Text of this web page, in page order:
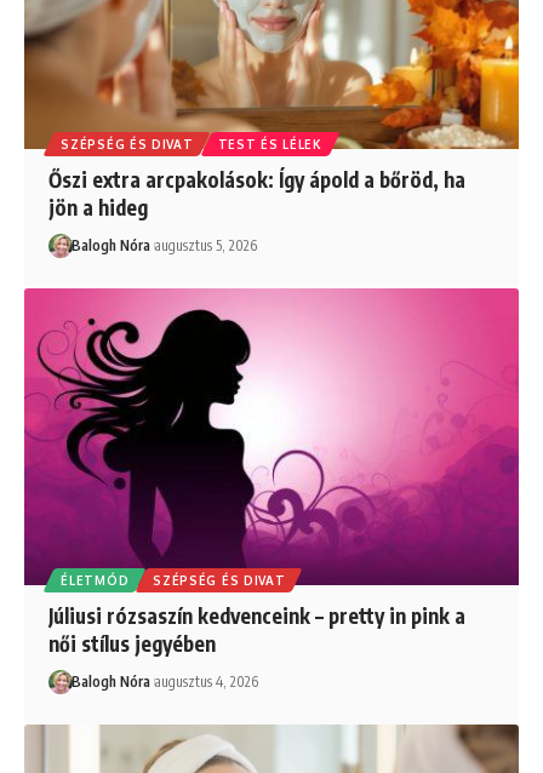
SZÉPSÉG ÉS DIVAT TEST ÉS LÉLEK
Őszi extra arcpakolások: Így ápold a bőröd, ha
jön a hideg
Balogh Nóra augusztus 5, 2026
ÉLETMÓD SZÉPSÉG ÉS DIVAT
Júliusi rózsaszín kedvenceink – pretty in pink a
női stílus jegyében
Balogh Nóra augusztus 4, 2026